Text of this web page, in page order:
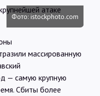
Фото: istockphoto.com
массированную
— самую крупную
Сбиты более